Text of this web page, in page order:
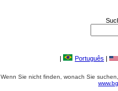
| Português |
Wenn Sie nicht finden, wonach Sie